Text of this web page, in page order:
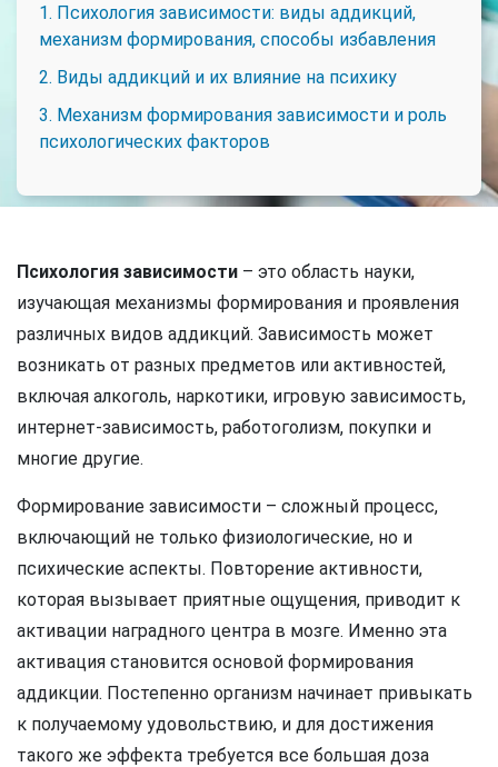
1. Психология зависимости: виды аддикций,
механизм формирования, способы избавления
2. Виды аддикций и их влияние на психику
3. Механизм формирования зависимости и роль
психологических факторов
Психология зависимости – это область науки,
изучающая механизмы формирования и проявления
различных видов аддикций. Зависимость может
возникать от разных предметов или активностей,
включая алкоголь, наркотики, игровую зависимость,
интернет-зависимость, работоголизм, покупки и
многие другие.
Формирование зависимости – сложный процесс,
включающий не только физиологические, но и
психические аспекты. Повторение активности,
которая вызывает приятные ощущения, приводит к
активации наградного центра в мозге. Именно эта
активация становится основой формирования
аддикции. Постепенно организм начинает привыкать
к получаемому удовольствию, и для достижения
такого же эффекта требуется все большая доза